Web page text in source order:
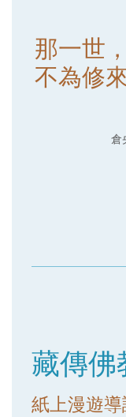
那一世
不為修
倉
藏傳佛
紙上漫遊